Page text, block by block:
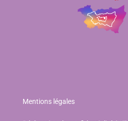
Mentions légales